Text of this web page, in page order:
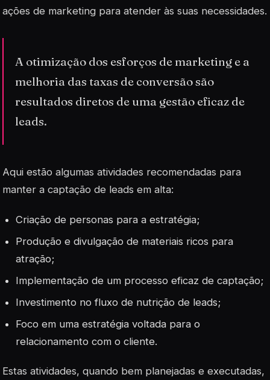
ações de marketing para atender às suas necessidades.
A otimização dos esforços de marketing e a
melhoria das taxas de conversão são
resultados diretos de uma gestão eficaz de
leads.
Aqui estão algumas atividades recomendadas para
manter a captação de leads em alta:
Criação de personas para a estratégia;
Produção e divulgação de materiais ricos para
atração;
Implementação de um processo eficaz de captação;
Investimento no fluxo de nutrição de leads;
Foco em uma estratégia voltada para o
relacionamento com o cliente.
Estas atividades, quando bem planejadas e executadas,